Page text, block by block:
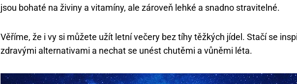
jsou bohaté na živiny a vitamíny, ale zároveň lehké a snadno stravitelné.
Věříme, že i vy si můžete užít letní večery bez tíhy těžkých jídel. Stačí se
zdravými alternativami a nechat se unést chutěmi a vůněmi léta.